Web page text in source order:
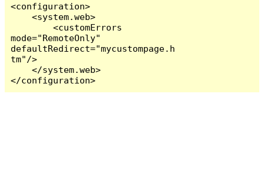
<configuration>
    <system.web>
        <customErrors
mode="RemoteOnly"
defaultRedirect="mycustompage.h
tm"/>
    </system.web>
</configuration>